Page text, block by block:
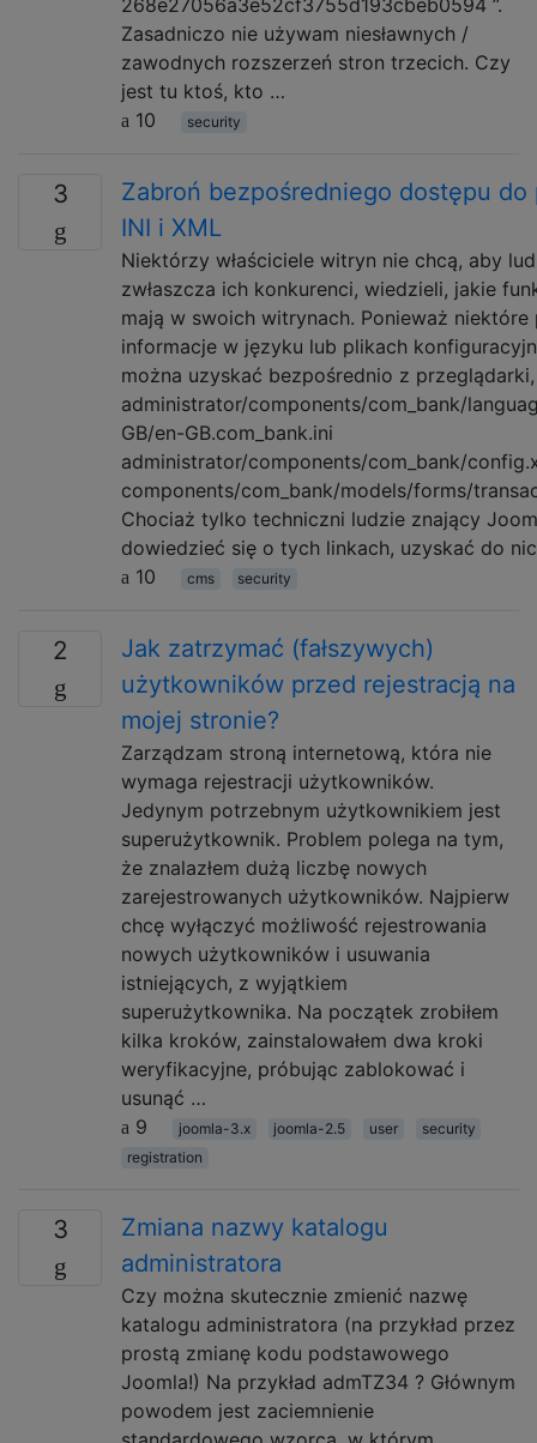
Zasadniczo nie używam niesławnych /
zawodnych rozszerzeń stron trzecich. Czy
jest tu ktoś, kto …
10
security
3
Zabroń bezpośredniego dostępu do
INI i XML
Niektórzy właściciele witryn nie chcą, aby
zwłaszcza ich konkurenci, wiedzieli, jakie
mają w swoich witrynach. Ponieważ niektóre
informacje w języku lub plikach
można uzyskać bezpośrednio z
administrator/components/com_bank/
GB/en-GB.com_bank.ini
administrator/components/com_bank/
components/com_bank/models/forms/
Chociaż tylko techniczni ludzie znający
dowiedzieć się o tych linkach, uzyskać do
10
cms security
2
Jak zatrzymać (fałszywych)
użytkowników przed rejestracją na
mojej stronie?
Zarządzam stroną internetową, która nie
wymaga rejestracji użytkowników.
Jedynym potrzebnym użytkownikiem jest
superużytkownik. Problem polega na tym,
że znalazłem dużą liczbę nowych
zarejestrowanych użytkowników. Najpierw
chcę wyłączyć możliwość rejestrowania
nowych użytkowników i usuwania
istniejących, z wyjątkiem
superużytkownika. Na początek zrobiłem
kilka kroków, zainstalowałem dwa kroki
weryfikacyjne, próbując zablokować i
usunąć …
9
joomla-3.x joomla-2.5 user
security
registration
3
Zmiana nazwy katalogu
administratora
Czy można skutecznie zmienić nazwę
katalogu administratora (na przykład przez
prostą zmianę kodu podstawowego
Joomla!) Na przykład admTZ34 ? Głównym
powodem jest zaciemnienie